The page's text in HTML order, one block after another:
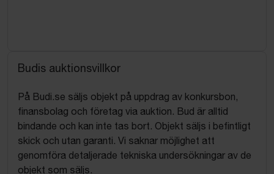
Budis auktionsvillkor
På Budi.se säljs objekt på uppdrag av konkursbon,
finansbolag och företag via auktion. Bud är alltid
bindande och kan inte tas bort. Objekt säljs i befintligt
skick och utan garanti. Vi saknar möjlighet att
genomföra detaljerade tekniska undersökningar av de
objekt som säljs.